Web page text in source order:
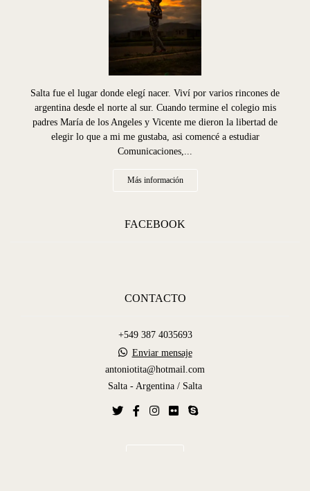
Salta fue el lugar donde elegí nacer. Viví por varios rincones de
argentina desde el norte al sur. Cuando termine el colegio mis
padres María de los Angeles y Vicente me dieron la libertad de
elegir lo que a mi me gustaba, asi comencé a estudiar
Comunicaciones,...
Más información
FACEBOOK
CONTACTO
+549 387 4035693
Enviar mensaje
antoniotita@hotmail.com
Salta - Argentina / Salta